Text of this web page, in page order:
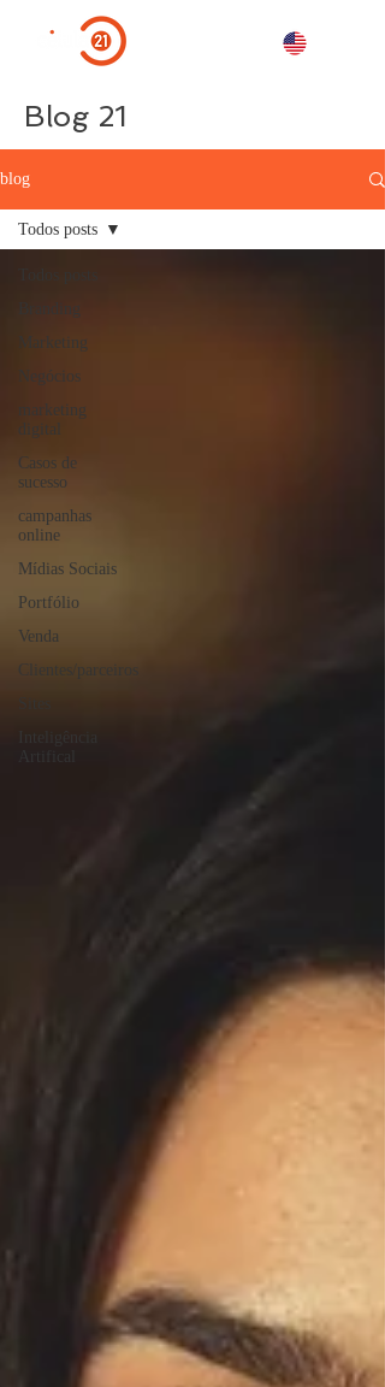
Blog 21
blog
Branding
Marketing
Negócios
marketing
digital
Casos de
sucesso
campanhas
online
Mídias Sociais
Portfólio
Venda
Clientes/parceiros
Todos posts